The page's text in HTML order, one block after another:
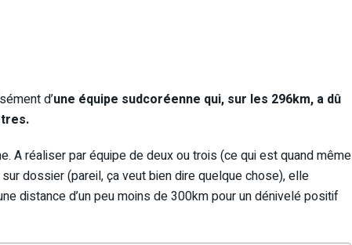
d’une équipe sudcoréenne qui, sur les 296km, a dû
A réaliser par équipe de deux ou trois (ce qui est quand même
dossier (pareil, ça veut bien dire quelque chose), elle
distance d’un peu moins de 300km pour un dénivelé positif